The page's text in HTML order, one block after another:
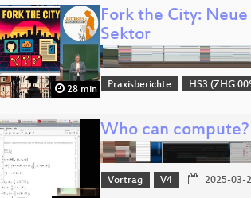
28 min
Fork the City:
Sektor
Praxisberichte HS3 (ZHG
Who can compute?
Vortrag V4 2025-03-